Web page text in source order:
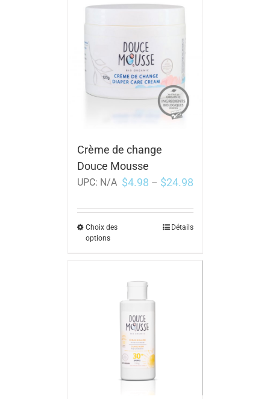
Crème de change
Douce Mousse
UPC: N/A $4.98 – $24.98
Choix des
options
Détails